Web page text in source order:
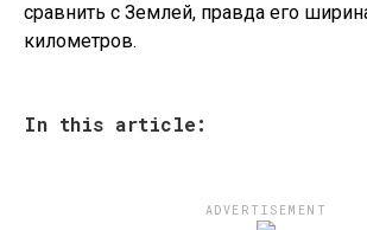
сравнить с Землей, правда его
километров.
In this article:
ADVERTISEMENT